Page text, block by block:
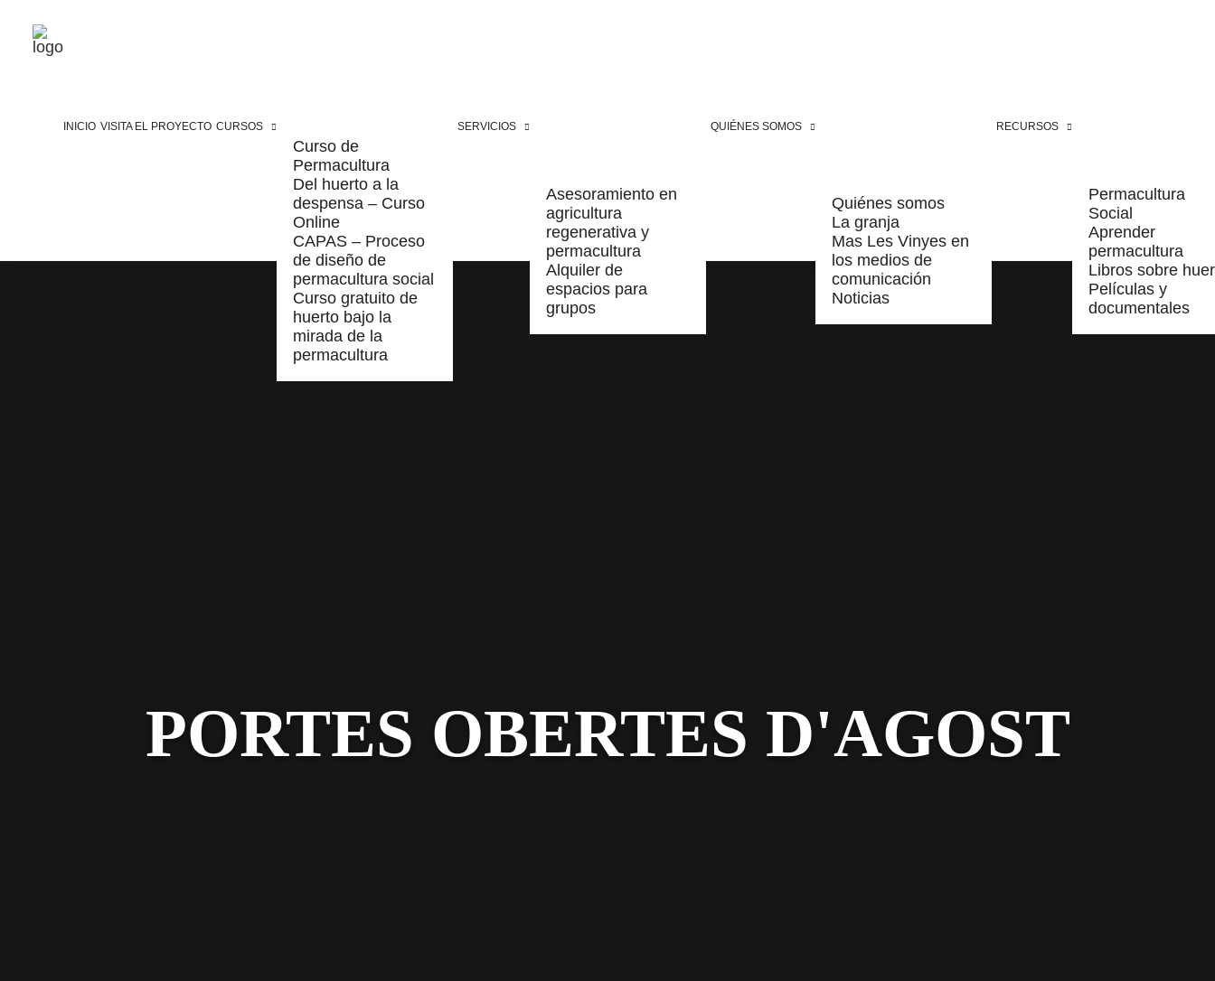
INICIO VISITA EL PROYECTO CURSOS
Curso de
Permacultura
Del huerto a la
despensa – Curso
Online
CAPAS – Proceso
de diseño de
permacultura social
Curso gratuito de
huerto bajo la
mirada de la
permacultura
SERVICIOS
Asesoramiento en
agricultura
regenerativa y
permacultura
Alquiler de
espacios para
grupos
QUIÉNES SOMOS
Quiénes somos
La granja
Mas Les Vinyes en
los medios de
comunicación
Noticias
RECURSOS
Permacultura
Social
Aprender
permacultura
Libros sobre
Películas y
documentales
PORTES OBERTES D'AGOST